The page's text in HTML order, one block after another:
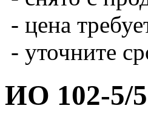
- цена
- уточните
ИО 102-5/